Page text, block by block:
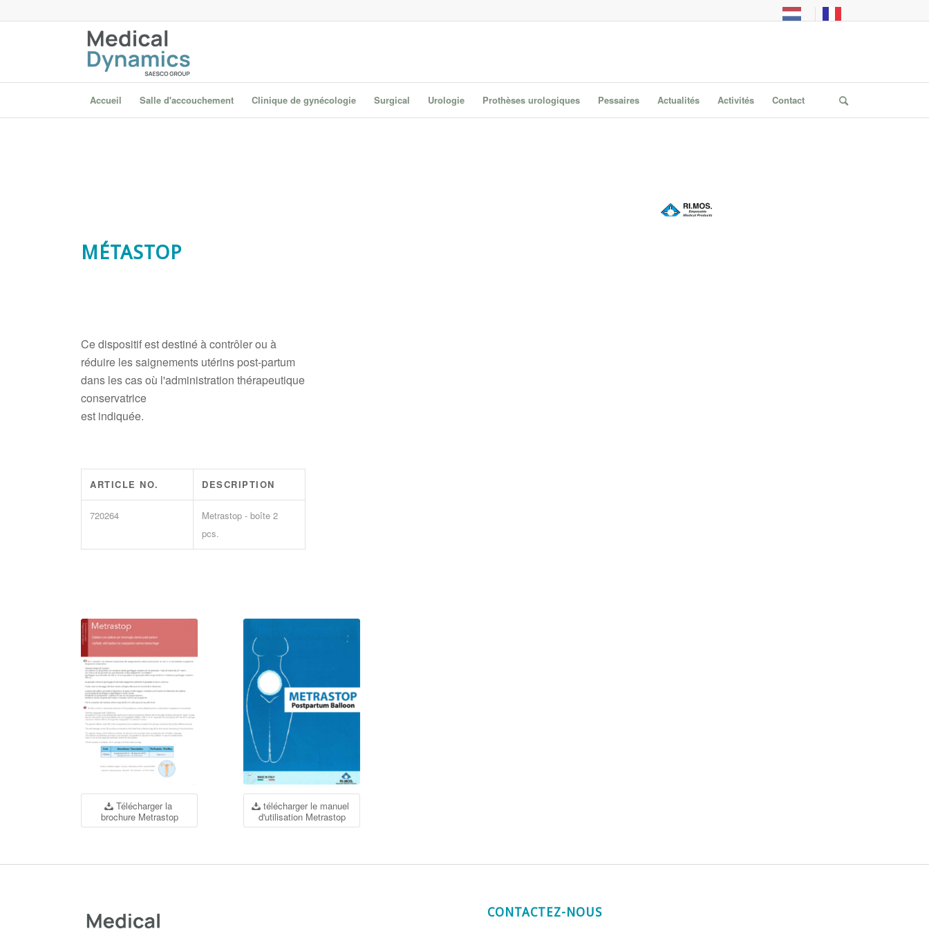
Accueil Salle d'accouchement Clinique de gynécologie Surgical Urologie Prothèses urologiques Pessaires Actualités Activités Contact
MÉTASTOP
Ce dispositif est destiné à contrôler ou à
réduire les saignements utérins post-partum
dans les cas où l'administration thérapeutique
conservatrice
est indiquée.
ARTICLE NO. DESCRIPTION
720264
Metrastop - boîte 2
pcs.
Télécharger la
brochure Metrastop
télécharger le manuel
d'utilisation Metrastop
CONTACTEZ-NOUS